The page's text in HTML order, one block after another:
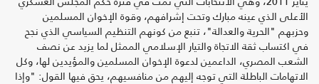
الأعلى الذي عينه مبارك وتحت إشرافهم، وقوة الإخوان المسلمين
وحزبهم "الحرية والعدالة"، تنبع من كونهم التنظيم السياسي الذي نجح
في اكتساب ثقة الاتجاة والتيار الإسلامي الممثل لما يزيد عن نصف
الشعب المصري، الداعمين لدعوة الإخوان المسلمين والمؤيدين لها، وكل
الاتهامات الباطلة التي توجه إليهم من منافسيهم، يحق فيها القول: "وإذا